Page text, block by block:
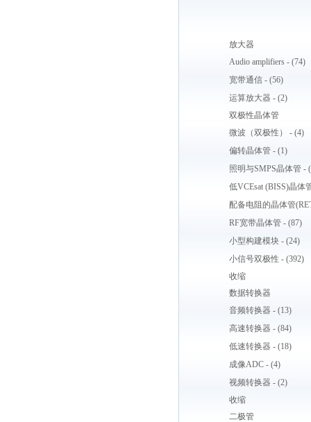
放大器
Audio amplifiers - (74)
宽带通信 - (56)
运算放大器 - (2)
双极性晶体管
微波（双极性） - (4)
偏转晶体管 - (1)
照明与SMPS晶体管 -
低VCEsat (BISS)晶体
配备电阻的晶体管
RF宽带晶体管 - (87)
小型构建模块 - (24)
小信号双极性 - (392)
收缩
数据转换器
音频转换器 - (13)
高速转换器 - (84)
低速转换器 - (18)
成像ADC - (4)
视频转换器 - (2)
收缩
二极管